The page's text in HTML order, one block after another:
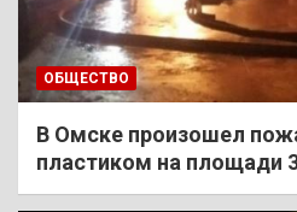
ОБЩЕСТВО
В Омске произошел
пластиком на площади